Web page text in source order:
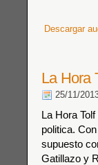
Descargar
La Hora
25/11/
La Hora
politica.
supuesto
Gatillazo y